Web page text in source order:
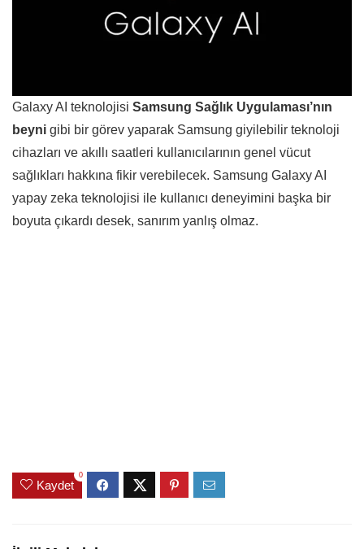
Galaxy AI teknolojisi Samsung Sağlık Uygulaması’nın
beyni gibi bir görev yaparak Samsung giyilebilir teknoloji
cihazları ve akıllı saatleri kullanıcılarının genel vücut
sağlıkları hakkına fikir verebilecek. Samsung Galaxy AI
yapay zeka teknolojisi ile kullanıcı deneyimini başka bir
boyuta çıkardı desek, sanırım yanlış olmaz.
Kaydet
0